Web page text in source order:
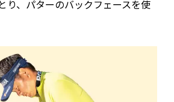
り、パターのバックフェースを使